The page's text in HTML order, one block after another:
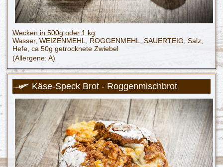
Wecken in 500g oder 1 kg
Wasser, WEIZENMEHL, ROGGENMEHL, SAUERTEIG, Salz,
Hefe, ca 50g getrocknete Zwiebel
(Allergene: A)
Käse-Speck Brot - Roggenmischbrot